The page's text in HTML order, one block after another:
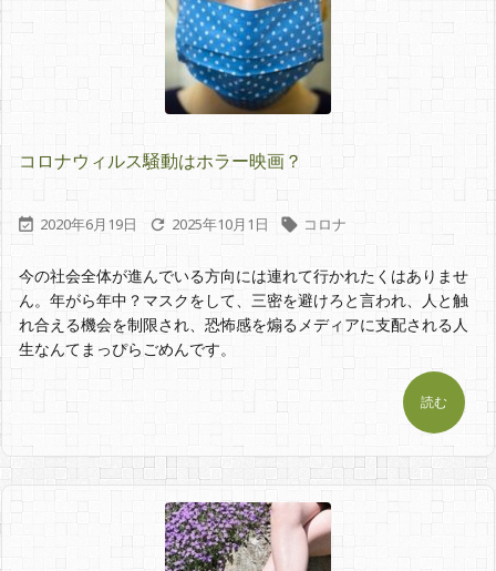
コロナウィルス騒動はホラー映画？
 2020年6月19日  2025年10月1日  コロナ
今の社会全体が進んでいる方向には連れて行かれたくはありませ
ん。年がら年中？マスクをして、三密を避けろと言われ、人と触
れ合える機会を制限され、恐怖感を煽るメディアに支配される人
生なんてまっぴらごめんです。
読む